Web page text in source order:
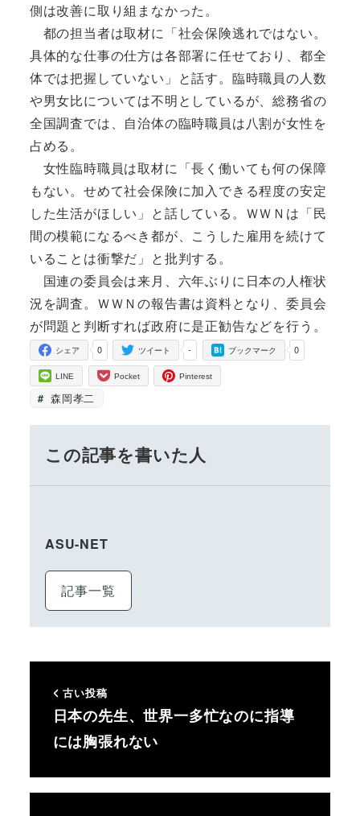
側は改善に取り組まなかった。
都の担当者は取材に「社会保険逃れではない。
具体的な仕事の仕方は各部署に任せており、都全
体では把握していない」と話す。臨時職員の人数
や男女比については不明としているが、総務省の
全国調査では、自治体の臨時職員は八割が女性を
占める。
女性臨時職員は取材に「長く働いても何の保障
もない。せめて社会保険に加入できる程度の安定
した生活がほしい」と話している。ＷＷＮは「民
間の模範になるべき都が、こうした雇用を続けて
いることは衝撃だ」と批判する。
国連の委員会は来月、六年ぶりに日本の人権状
況を調査。ＷＷＮの報告書は資料となり、委員会
が問題と判断すれば政府に是正勧告などを行う。
0
シェア -
ツイート 0
ブックマーク
LINE Pocket Pinterest
森岡孝二
この記事を書いた人
ASU-NET
記事一覧
古い投稿
日本の先生、世界一多忙なのに指導
には胸張れない